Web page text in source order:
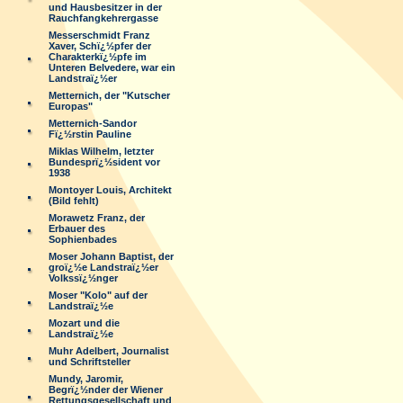
und Hausbesitzer in der
Rauchfangkehrergasse
Messerschmidt Franz
Xaver, Schï¿½pfer der
Charakterkï¿½pfe im
Unteren Belvedere, war ein
Landstraï¿½er
Metternich, der "Kutscher
Europas"
Metternich-Sandor
Fï¿½rstin Pauline
Miklas Wilhelm, letzter
Bundesprï¿½sident vor
1938
Montoyer Louis, Architekt
(Bild fehlt)
Morawetz Franz, der
Erbauer des
Sophienbades
Moser Johann Baptist, der
groï¿½e Landstraï¿½er
Volkssï¿½nger
Moser "Kolo" auf der
Landstraï¿½e
Mozart und die
Landstraï¿½e
Muhr Adelbert, Journalist
und Schriftsteller
Mundy, Jaromir,
Begrï¿½nder der Wiener
Rettungsgesellschaft und